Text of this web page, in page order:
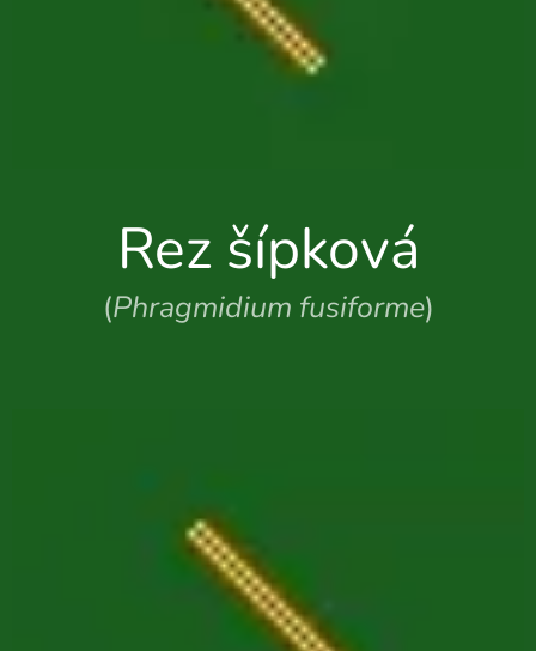
Rez šípková
(Phragmidium fusiforme)